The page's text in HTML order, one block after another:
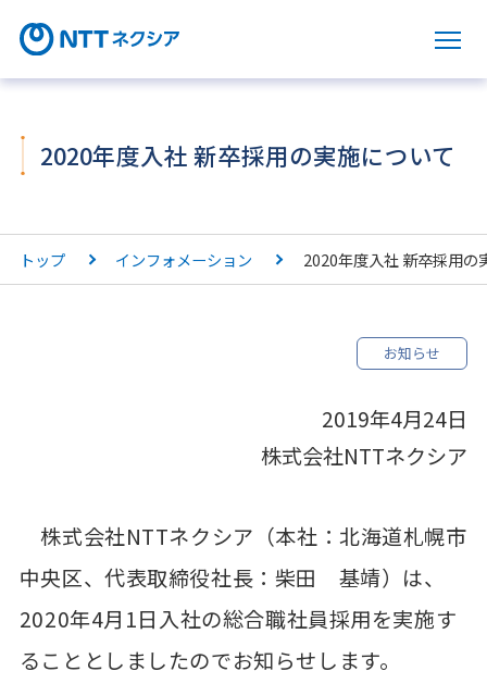
サ
2020年度入社 新卒採用の実施について
トップ インフォメーション 2020年度入社 新卒採用の
お知らせ
2019年4月24日
株式会社NTTネクシア
株式会社NTTネクシア（本社：北海道札幌市
中央区、代表取締役社長：柴田 基靖）は、
2020年4月1日入社の総合職社員採用を実施す
ることとしましたのでお知らせします。